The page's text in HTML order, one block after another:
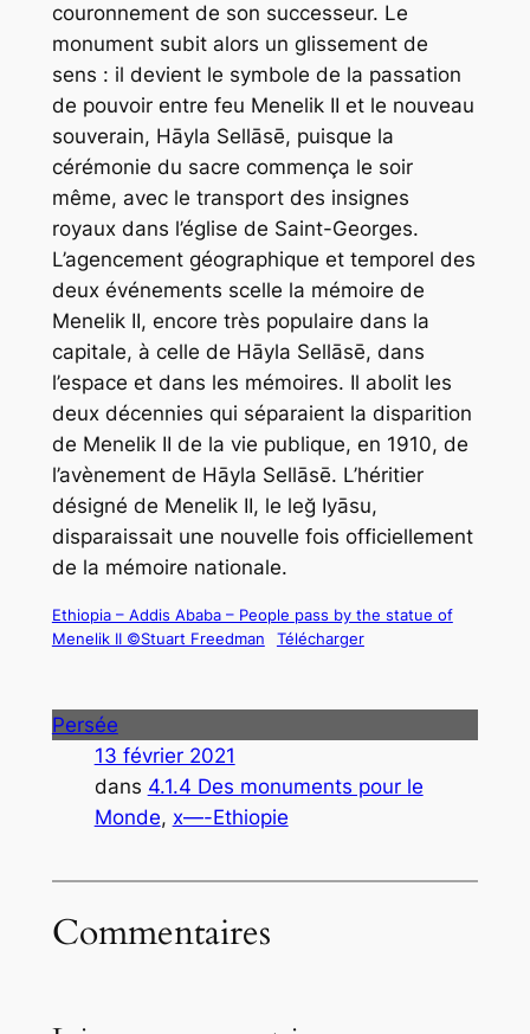
couronnement de son successeur. Le
monument subit alors un glissement de
sens : il devient le symbole de la passation
de pouvoir entre feu Menelik II et le nouveau
souverain, Hāyla Sellāsē, puisque la
cérémonie du sacre commença le soir
même, avec le transport des insignes
royaux dans l’église de Saint-Georges.
L’agencement géographique et temporel des
deux événements scelle la mémoire de
Menelik II, encore très populaire dans la
capitale, à celle de Hāyla Sellāsē, dans
l’espace et dans les mémoires. Il abolit les
deux décennies qui séparaient la disparition
de Menelik II de la vie publique, en 1910, de
l’avènement de Hāyla Sellāsē. L’héritier
désigné de Menelik II, le leğ Iyāsu,
disparaissait une nouvelle fois officiellement
de la mémoire nationale.
Ethiopia – Addis Ababa – People pass by the statue of
Menelik II ©Stuart Freedman
Télécharger
Persée
13 février 2021
dans 4.1.4 Des monuments pour le
Monde, x—-Ethiopie
Commentaires